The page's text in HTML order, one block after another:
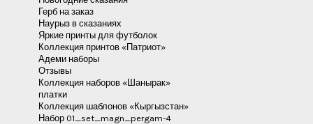
Герб на заказ
Наурыз в сказаниях
Яркие принты для футболок
Коллекция принтов «Патриот»
Адеми наборы
Отзывы
Коллекция наборов «Шанырак»
платки
Коллекция шаблонов «Кыргызстан»
Набор 01_set_magn_pergam-4